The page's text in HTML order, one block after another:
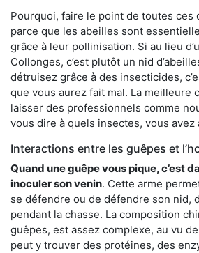
Pourquoi, faire le point de toutes ces
parce que les abeilles sont
grâce à leur pollinisation. Si au lieu
Collonges, c’est plutôt un nid
détruisez grâce à des insecticides,
que vous aurez fait mal. La meilleure
laisser des professionnels comme
vous dire à quels insectes, vous avez
Interactions entre les guêpes et
Quand une guêpe vous pique, c’est
inoculer son venin. Cette arme
se défendre ou de défendre son nid,
pendant la chasse. La composition
guêpes, est assez complexe, au vu
peut y trouver des protéines, des